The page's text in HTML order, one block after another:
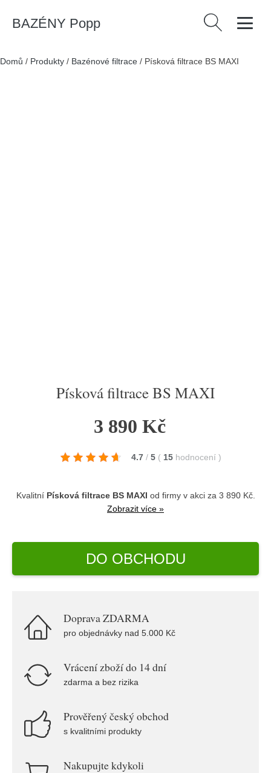
BAZÉNY Popp Vyhledávání
Domů / Produkty / Bazénové filtrace / Písková filtrace BS MAXI
Písková filtrace BS MAXI
3 890 Kč
4.7 / 5 ( 15 hodnocení )
Kvalitní Písková filtrace BS MAXI od firmy v akci za 3 890 Kč.
Zobrazit více »
DO OBCHODU
Doprava ZDARMA
pro objednávky nad 5.000 Kč
Vrácení zboží do 14 dní
zdarma a bez rizika
Prověřený český obchod
s kvalitními produkty
Nakupujte kdykoli